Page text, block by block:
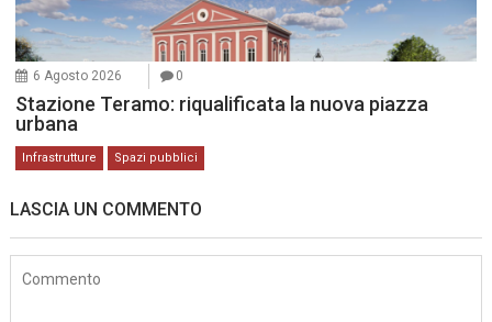
6 Agosto 2026 0
Stazione Teramo: riqualificata la nuova piazza
urbana
Infrastrutture Spazi pubblici
LASCIA UN COMMENTO